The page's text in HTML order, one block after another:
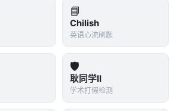
Digi Power X 合同
可注册 waitlist
单一第三方验证
📘
Chilish
英语心流刷题
🛡️
耿同学II
学术打假检测